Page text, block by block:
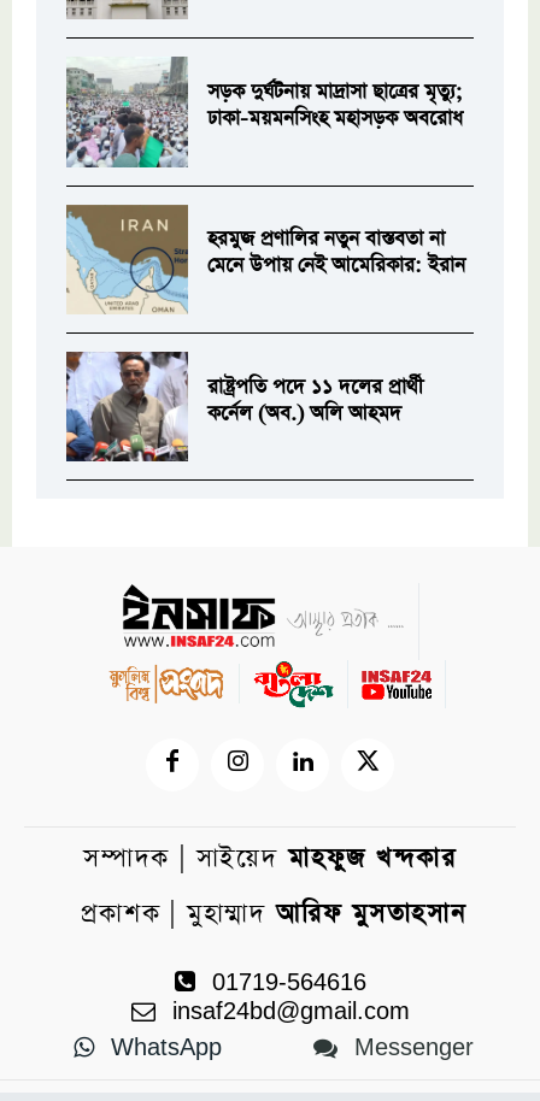
সড়ক দুর্ঘটনায় মাদ্রাসা ছাত্রের মৃত্যু;
ঢাকা-ময়মনসিংহ মহাসড়ক অবরোধ
হরমুজ প্রণালির নতুন বাস্তবতা না
মেনে উপায় নেই আমেরিকার: ইরান
রাষ্ট্রপতি পদে ১১ দলের প্রার্থী
কর্নেল (অব.) অলি আহমদ
সম্পাদক | সাইয়েদমাহফুজ খন্দকার
প্রকাশক | মুহাম্মাদআরিফ মুসতাহসান
01719-564616
insaf24bd@gmail.com
WhatsApp
Messenger